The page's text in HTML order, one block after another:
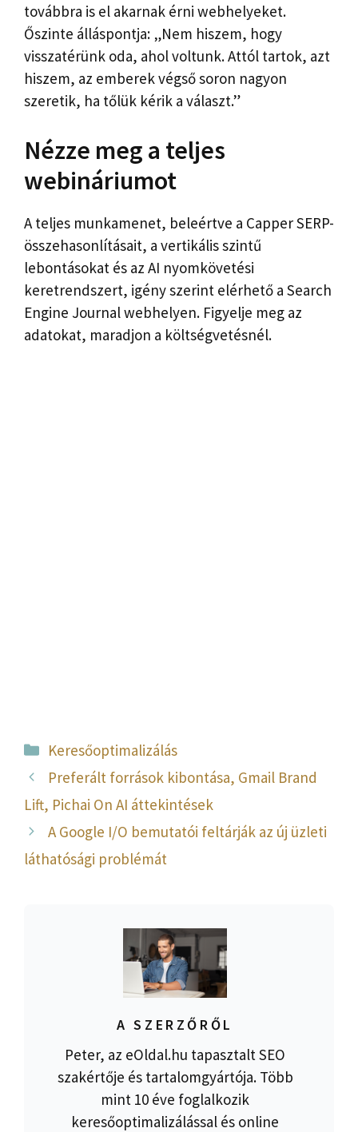
továbbra is el akarnak érni webhelyeket.
Őszinte álláspontja: „Nem hiszem, hogy
visszatérünk oda, ahol voltunk. Attól tartok, azt
hiszem, az emberek végső soron nagyon
szeretik, ha tőlük kérik a választ.”
Nézze meg a teljes
webináriumot
A teljes munkamenet, beleértve a Capper SERP-
összehasonlításait, a vertikális szintű
lebontásokat és az AI nyomkövetési
keretrendszert, igény szerint elérhető a Search
Engine Journal webhelyen. Figyelje meg az
adatokat, maradjon a költségvetésnél.
Kategória
Keresőoptimalizálás
Preferált források kibontása, Gmail Brand
Lift, Pichai On AI áttekintések
A Google I/O bemutatói feltárják az új üzleti
láthatósági problémát
A SZERZŐRŐL
Peter, az eOldal.hu tapasztalt SEO
szakértője és tartalomgyártója. Több
mint 10 éve foglalkozik
keresőoptimalizálással és online